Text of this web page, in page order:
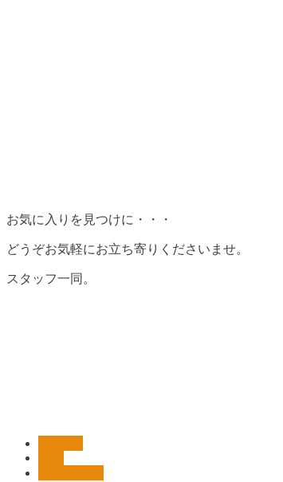
お気に入りを見つけに・・・
どうぞお気軽にお立ち寄りくださいませ。
スタッフ一同。